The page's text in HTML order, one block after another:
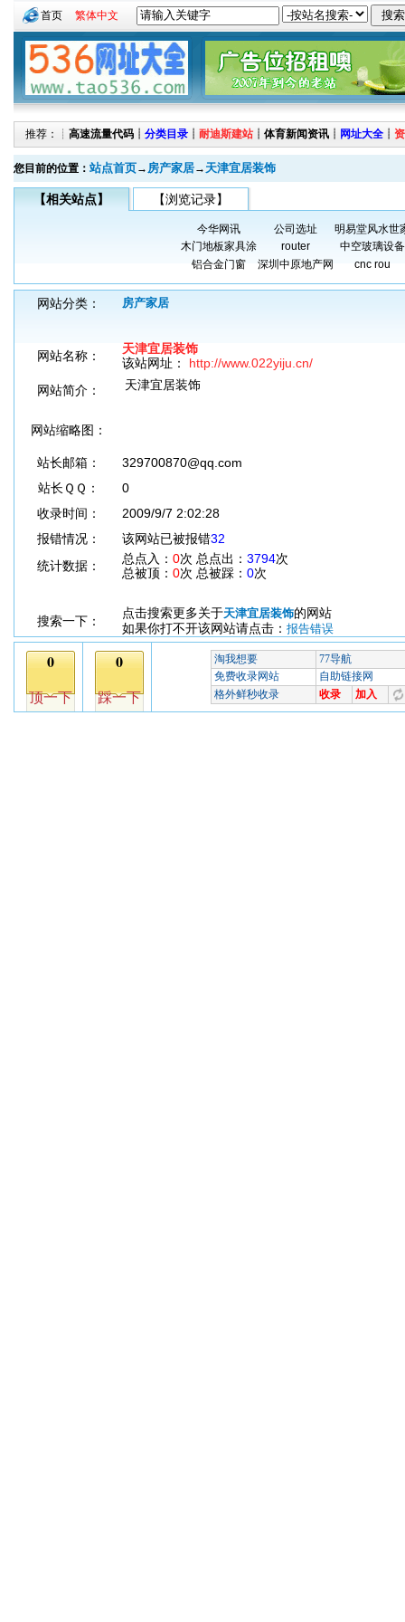
首页 繁体中文
推荐：┊ 高速流量代码 ┊ 分类目录 ┊ 耐迪斯建站 ┊ 体育新闻资讯 ┊ 网址大全 ┊
您目前的位置： 站点首页→ 房产家居→ 天津宜居装饰
【相关站点】 【浏览记录】
今华网讯 公司选址
明易堂风水世
木门地板家具涂
router
中空玻璃设备
铝合金门窗
深圳中原地产网 cnc rou
网站分类： 房产家居
网站名称：
天津宜居装饰
该站网址： http://www.022yiju.cn/
网站简介：
天津宜居装饰
网站缩略图：
站长邮箱：
329700870@qq.com
站长ＱＱ：
0
收录时间：
2009/9/7 2:02:28
报错情况：
该网站已被报错32
统计数据：
总点入： 0次 总点出： 3794次
总被顶： 0次 总被踩： 0次
搜索一下：
点击搜索更多关于天津宜居装饰的网站
如果你打不开该网站请点击： 报告错误